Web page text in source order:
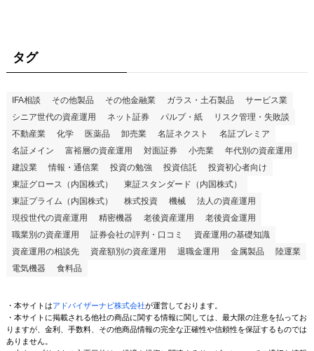
タグ
IFA相談 その他製品 その他金融業 ガラス・土石製品
サービス業
シニア世代の資産運用
ネット証券 パルプ・紙
リスク管理・失敗談
不動産業
化学 医薬品 卸売業 名証ネクスト
名証プレミア
名証メイン
富裕層の資産運用 対面証券 小売業
年代別の資産運用
建設業
情報・通信業 投資の勉強 投資信託
投資初心者向け
東証グロース（内国株式）
東証スタンダード（内国株式）
東証プライム（内国株式）
株式投資 機械
法人の資産運用
現役世代の資産運用
精密機器 老後資産運用
老後資金運用
職業別の資産運用
証券会社の評判・口コミ
資産運用の基礎知識
資産運用の相談先
資産額別の資産運用 退職金運用 金属製品
陸運業
電気機器
食料品
・本サイトはアドバイザーナビ株式会社が運営しております。
・本サイトに掲載される他社の商品に関する情報に関しては、最大限の注意を払ってお
りますが、金利、手数料、その他商品情報の完全な正確性や信頼性を保証するものでは
ありません。